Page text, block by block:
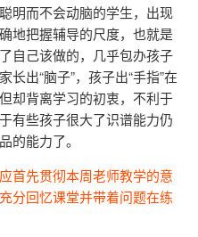
明而不会动脑的学生，出现
地把握辅导的尺度，也就是
自己该做的，几乎包办孩子
出“脑子”，孩子出“手指”在
却背离学习的初衷，不利于
有些孩子很大了识谱能力仍
的能力了。
首先贯彻本周老师教学的意
分回忆课堂并带着问题在练